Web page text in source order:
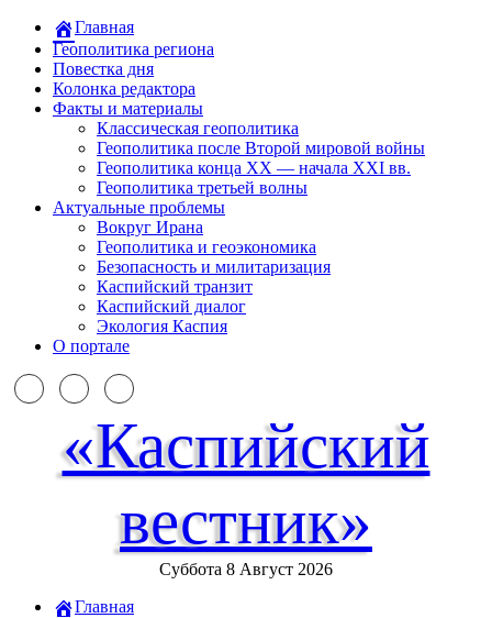
Главная
Геополитика региона
Повестка дня
Колонка редактора
Факты и материалы
Классическая геополитика
Геополитика после Второй мировой войны
Геополитика конца XX — начала XXI вв.
Геополитика третьей волны
Актуальные проблемы
Вокруг Ирана
Геополитика и геоэкономика
Безопасность и милитаризация
Каспийский транзит
Каспийский диалог
Экология Каспия
О портале
«Каспийский
вестник»
Суббота 8 Август 2026
Главная